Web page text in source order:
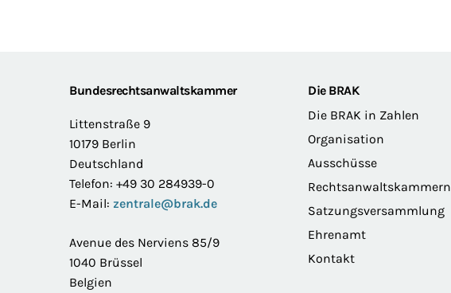
FooterBundesrechtsanwaltskammer
Littenstraße 9
10179 Berlin
Deutschland
Telefon: +49 30 284939-0
E-Mail: zentrale@brak.de
Avenue des Nerviens 85/9
1040 Brüssel
Belgien
Die BRAK
Die BRAK in Zahlen
Organisation
Ausschüsse
Rechtsanwaltskammern
Satzungsversammlung
Ehrenamt
Kontakt